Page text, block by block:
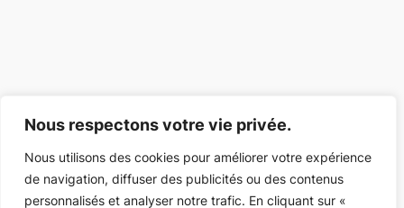
Nous respectons votre vie privée.
Nous utilisons des cookies pour améliorer votre expérience
de navigation, diffuser des publicités ou des contenus
personnalisés et analyser notre trafic. En cliquant sur «